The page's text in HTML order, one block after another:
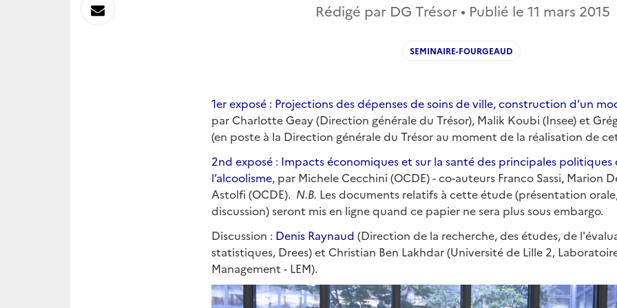
Rédigé par DG Trésor • Publié le 11 mars 2015
SEMINAIRE-FOURGEAUD
1er exposé : Projections des dépenses de soins de ville, construction d’un
par Charlotte Geay (Direction générale du Trésor), Malik Koubi (Insee) et
(en poste à la Direction générale du Trésor au moment de la réalisation de
2nd exposé : Impacts économiques et sur la santé des principales
l’alcoolisme, par Michele Cecchini (OCDE) - co-auteurs Franco Sassi, Marion
Astolfi (OCDE). N.B. Les documents relatifs à cette étude (présentation
discussion) seront mis en ligne quand ce papier ne sera plus sous embargo.
Discussion : Denis Raynaud (Direction de la recherche, des études, de
statistiques, Drees) et Christian Ben Lakhdar (Université de Lille 2,
Management - LEM).
Envoyer